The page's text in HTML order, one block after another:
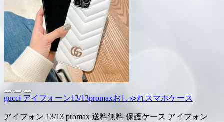
gucci アイフォーン13/13promaxおしゃれスマホケース
アイフォン 13/13 promax 送料無料 保護ケース アイフォン